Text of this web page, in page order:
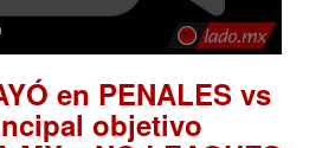
en PENALES vs
objetivo